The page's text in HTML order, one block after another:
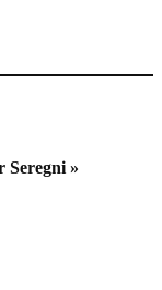
Seregni »